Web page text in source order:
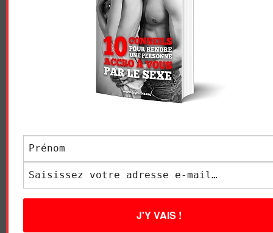
Essayez. Vous pouvez vous désinscrire à tout moment.